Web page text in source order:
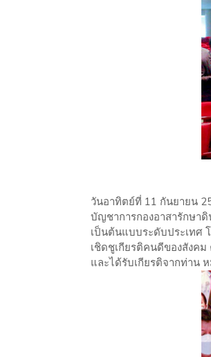
วันอาทิตย์ที่ 11 กันยายน
บัญชาการกองอาสารักษา
เป็นต้นแบบระดับประเทศ
เชิดชูเกียรติคนดีของสังคม
และได้รับเกียรติจากท่าน